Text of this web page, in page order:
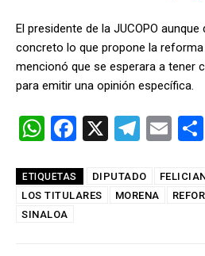
El presidente de la JUCOPO
concreto lo que propone la
mencionó que se esperara a tener
para emitir una opinión específica.
W
at
s
F
ce
b
X
T
e
gr
E
ail
ETIQUETAS DIPUTADO
LOS TITULARES
MORENA
SINALOA